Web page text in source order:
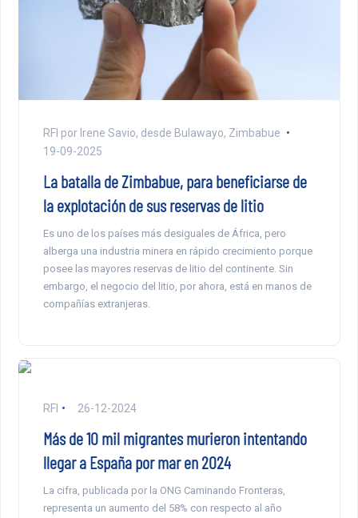
RFI por Irene Savio, desde Bulawayo, Zimbabue
19-09-2025
La batalla de Zimbabue, para beneficiarse de
la explotación de sus reservas de litio
Es uno de los países más desiguales de África, pero
alberga una industria minera en rápido crecimiento porque
posee las mayores reservas de litio del continente. Sin
embargo, el negocio del litio, por ahora, está en manos de
compañías extranjeras.
RFI 26-12-2024
Más de 10 mil migrantes murieron intentando
llegar a España por mar en 2024
La cifra, publicada por la ONG Caminando Fronteras,
representa un aumento del 58% con respecto al año